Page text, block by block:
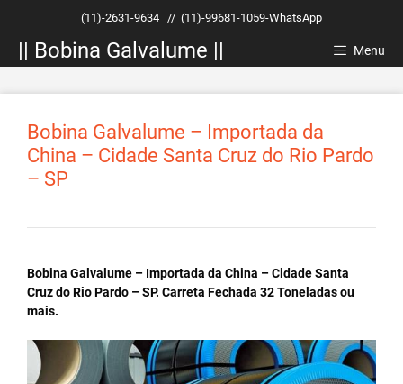
conteúdo
(11)-2631-9634 // (11)-99681-1059-WhatsApp
|| Bobina Galvalume || Menu
Bobina Galvalume – Importada da
China – Cidade Santa Cruz do Rio Pardo
– SP
Bobina Galvalume – Importada da China – Cidade Santa
Cruz do Rio Pardo – SP. Carreta Fechada 32 Toneladas ou
mais.